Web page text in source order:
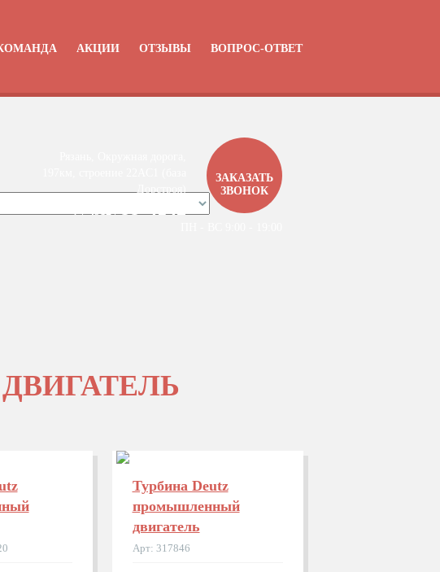
АКЦИИ ОТЗЫВЫ ВОПРОС-ОТВЕТ
ЗАКАЗАТЬ
ЗВОНОК
Дорстроя)
+7 / 4912 /
Турбина Deutz
промышленный
двигатель
Арт: 317846